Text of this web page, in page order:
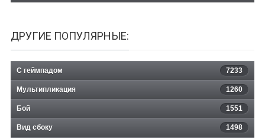
ДРУГИЕ ПОПУЛЯРНЫЕ:
С геймпадом 7233
Мультипликация 1260
Бой 1551
Вид сбоку 1498